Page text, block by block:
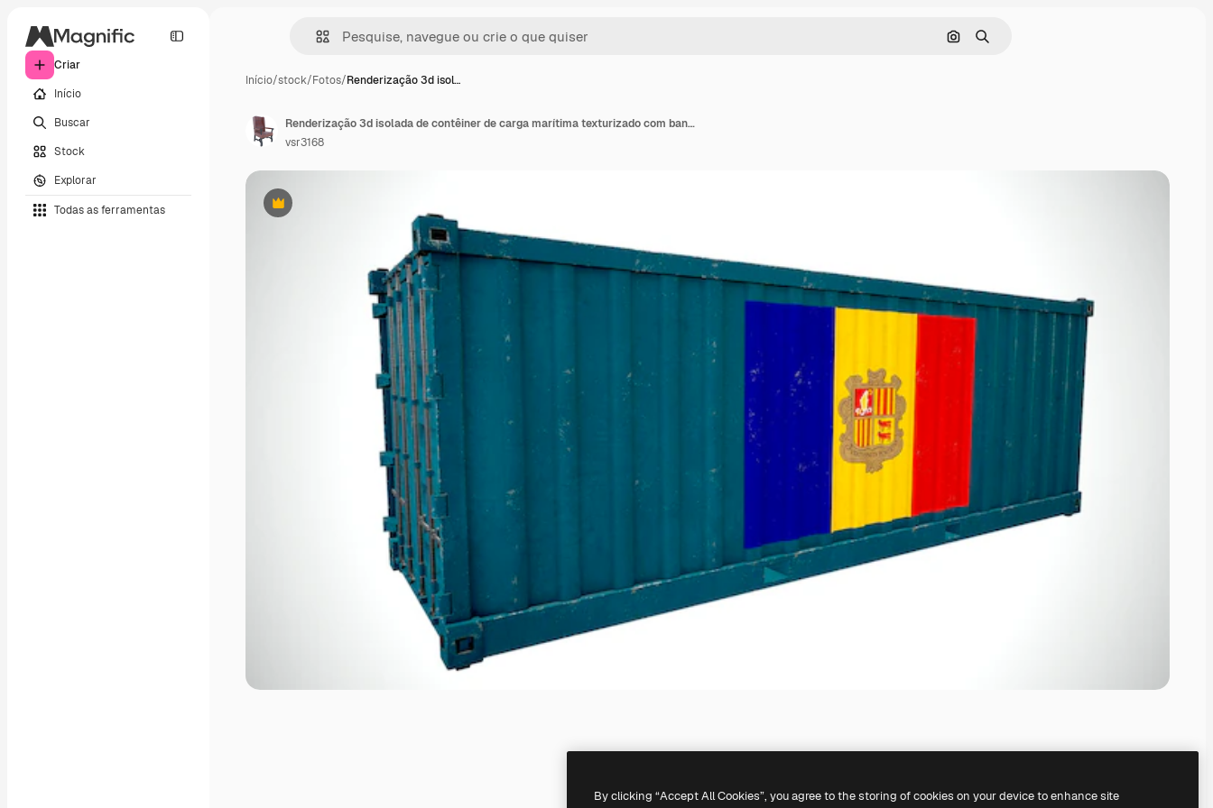
Criar
Início
Buscar
Stock
Explorar
Todas as ferramentas
Pesquisar por imagem
Buscar
Início/stock/Fotos/Renderização 3d isol…
Premium
Renderização 3d isolada de contêiner de carga marítima texturizado com bandeira nacional de Andorra
vsr3168
By clicking “Accept All Cookies”, you agree to the storing of cookies on your device to enhance site